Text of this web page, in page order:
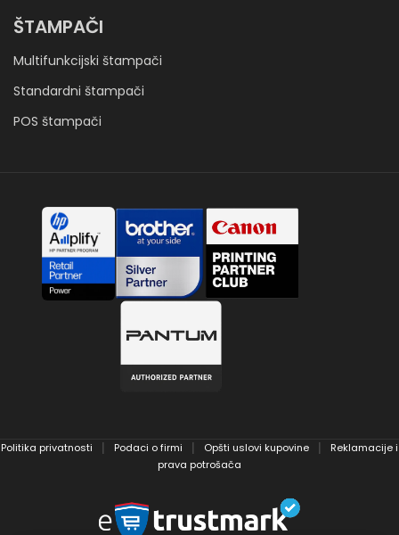
ŠTAMPAČI
Multifunkcijski štampači
Standardni štampači
POS štampači
Politika privatnosti Podaci o firmi Opšti uslovi kupovine
Reklamacije i
prava potrošača